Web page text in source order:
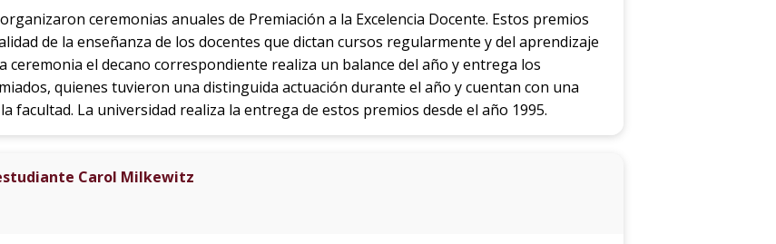
ceremonias anuales de Premiación a la Excelencia Docente. Estos premios
de la enseñanza de los docentes que dictan cursos regularmente y del aprendizaje
ceremonia el decano correspondiente realiza un balance del año y entrega los
quienes tuvieron una distinguida actuación durante el año y cuentan con una
facultad. La universidad realiza la entrega de estos premios desde el año 1995.
Carol Milkewitz